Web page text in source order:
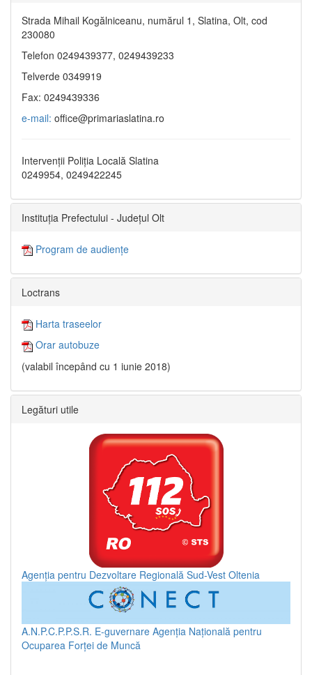
Strada Mihail Kogălniceanu, numărul 1, Slatina, Olt, cod
230080
Telefon 0249439377, 0249439233
Telverde 0349919
Fax: 0249439336
e-mail: office@primariaslatina.ro
Intervenții Poliția Locală Slatina
0249954, 0249422245
Instituția Prefectului - Județul Olt
Program de audiențe
Loctrans
Harta traseelor
Orar autobuze
(valabil începând cu 1 iunie 2018)
Legături utile
Agenția pentru Dezvoltare Regională Sud-Vest Oltenia
A.N.P.C.P.P.S.R. E-guvernare Agenția Națională pentru
Ocuparea Forței de Muncă